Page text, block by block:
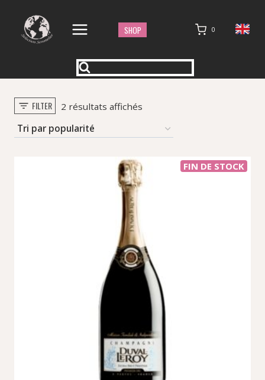
contenu
SHOP 0
FILTER 2 résultats affichésTrié
popularité
FIN DE STOCK